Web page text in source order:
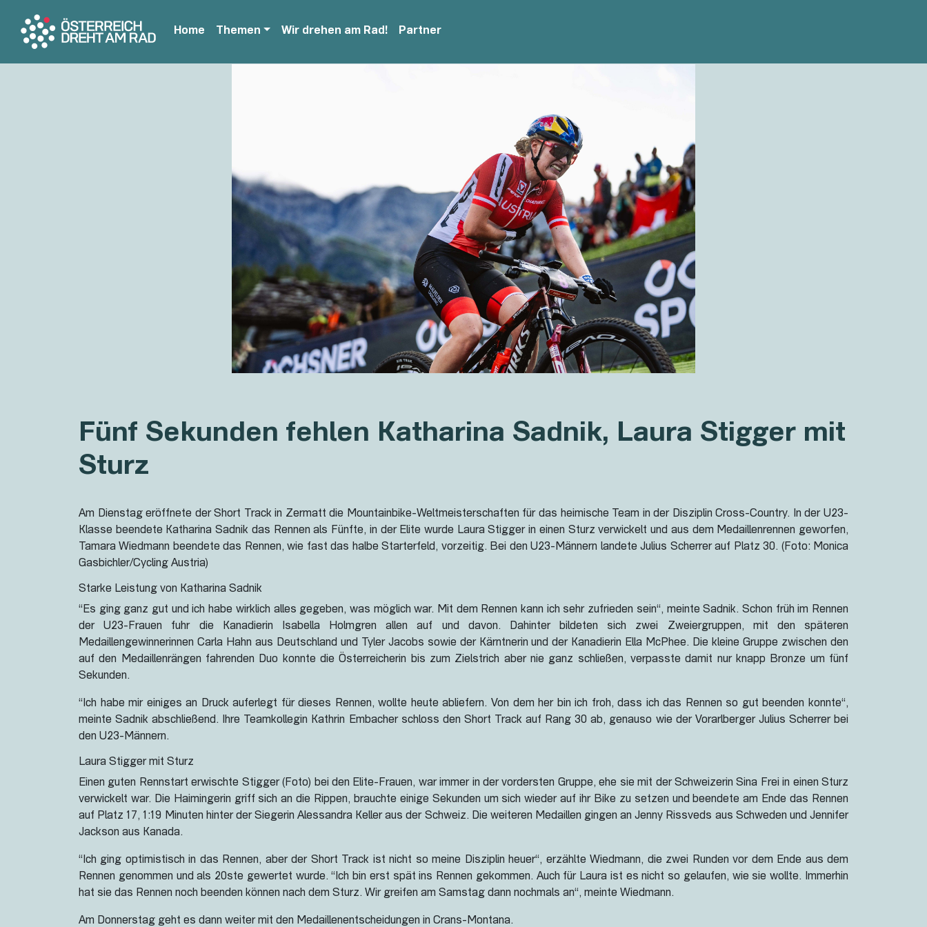
Home Themen Wir drehen am Rad! Partner
Fünf Sekunden fehlen Katharina Sadnik, Laura Stigger mit
Sturz
Am Dienstag eröffnete der Short Track in Zermatt die Mountainbike-Weltmeisterschaften für das heimische Team in der Disziplin Cross-Country. In der U23-
Klasse beendete Katharina Sadnik das Rennen als Fünfte, in der Elite wurde Laura Stigger in einen Sturz verwickelt und aus dem Medaillenrennen geworfen,
Tamara Wiedmann beendete das Rennen, wie fast das halbe Starterfeld, vorzeitig. Bei den U23-Männern landete Julius Scherrer auf Platz 30. (Foto: Monica
Gasbichler/Cycling Austria)
Starke Leistung von Katharina Sadnik
“Es ging ganz gut und ich habe wirklich alles gegeben, was möglich war. Mit dem Rennen kann ich sehr zufrieden sein“, meinte Sadnik. Schon früh im Rennen
der U23-Frauen fuhr die Kanadierin Isabella Holmgren allen auf und davon. Dahinter bildeten sich zwei Zweiergruppen, mit den späteren
Medaillengewinnerinnen Carla Hahn aus Deutschland und Tyler Jacobs sowie der Kärntnerin und der Kanadierin Ella McPhee. Die kleine Gruppe zwischen den
auf den Medaillenrängen fahrenden Duo konnte die Österreicherin bis zum Zielstrich aber nie ganz schließen, verpasste damit nur knapp Bronze um fünf
Sekunden.
“Ich habe mir einiges an Druck auferlegt für dieses Rennen, wollte heute abliefern. Von dem her bin ich froh, dass ich das Rennen so gut beenden konnte“,
meinte Sadnik abschließend. Ihre Teamkollegin Kathrin Embacher schloss den Short Track auf Rang 30 ab, genauso wie der Vorarlberger Julius Scherrer bei
den U23-Männern.
Laura Stigger mit Sturz
Einen guten Rennstart erwischte Stigger (Foto) bei den Elite-Frauen, war immer in der vordersten Gruppe, ehe sie mit der Schweizerin Sina Frei in einen Sturz
verwickelt war. Die Haimingerin griff sich an die Rippen, brauchte einige Sekunden um sich wieder auf ihr Bike zu setzen und beendete am Ende das Rennen
auf Platz 17, 1:19 Minuten hinter der Siegerin Alessandra Keller aus der Schweiz. Die weiteren Medaillen gingen an Jenny Rissveds aus Schweden und Jennifer
Jackson aus Kanada.
“Ich ging optimistisch in das Rennen, aber der Short Track ist nicht so meine Disziplin heuer“, erzählte Wiedmann, die zwei Runden vor dem Ende aus dem
Rennen genommen und als 20ste gewertet wurde. “Ich bin erst spät ins Rennen gekommen. Auch für Laura ist es nicht so gelaufen, wie sie wollte. Immerhin
hat sie das Rennen noch beenden können nach dem Sturz. Wir greifen am Samstag dann nochmals an“, meinte Wiedmann.
Am Donnerstag geht es dann weiter mit den Medaillenentscheidungen in Crans-Montana.